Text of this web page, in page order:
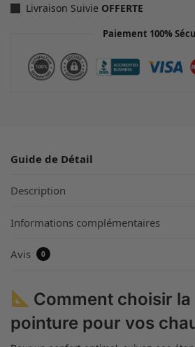
Livraison Suivie OFFERTE
Paiement 100%
Guide de Détail
Description
Informations complémentaires
Avis 0
Comment choisir
pointure pour vos